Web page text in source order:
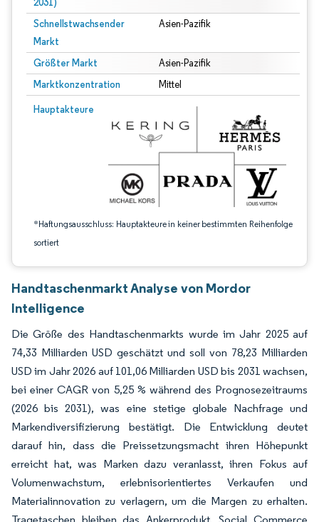
Schnellstwachsender
Markt
Asien-Pazifik
Größter Markt Asien-Pazifik
Marktkonzentration Mittel
Hauptakteure
*Haftungsausschluss: Hauptakteure in keiner bestimmten Reihenfolge
sortiert
Bild © Mordor Intelligence. Wiederverwendung erfordert Namensnennung
Handtaschenmarkt Analyse von Mordor
Intelligence
Die Größe des Handtaschenmarkts wurde im Jahr 2025 auf
74,33 Milliarden USD geschätzt und soll von 78,23 Milliarden
USD im Jahr 2026 auf 101,06 Milliarden USD bis 2031 wachsen,
bei einer CAGR von 5,25 % während des Prognosezeitraums
(2026 bis 2031), was eine stetige globale Nachfrage und
Markendiversifizierung bestätigt. Die Entwicklung deutet
darauf hin, dass die Preissetzungsmacht ihren Höhepunkt
erreicht hat, was Marken dazu veranlasst, ihren Fokus auf
Volumenwachstum, erlebnisorientiertes Verkaufen und
Materialinnovation zu verlagern, um die Margen zu erhalten.